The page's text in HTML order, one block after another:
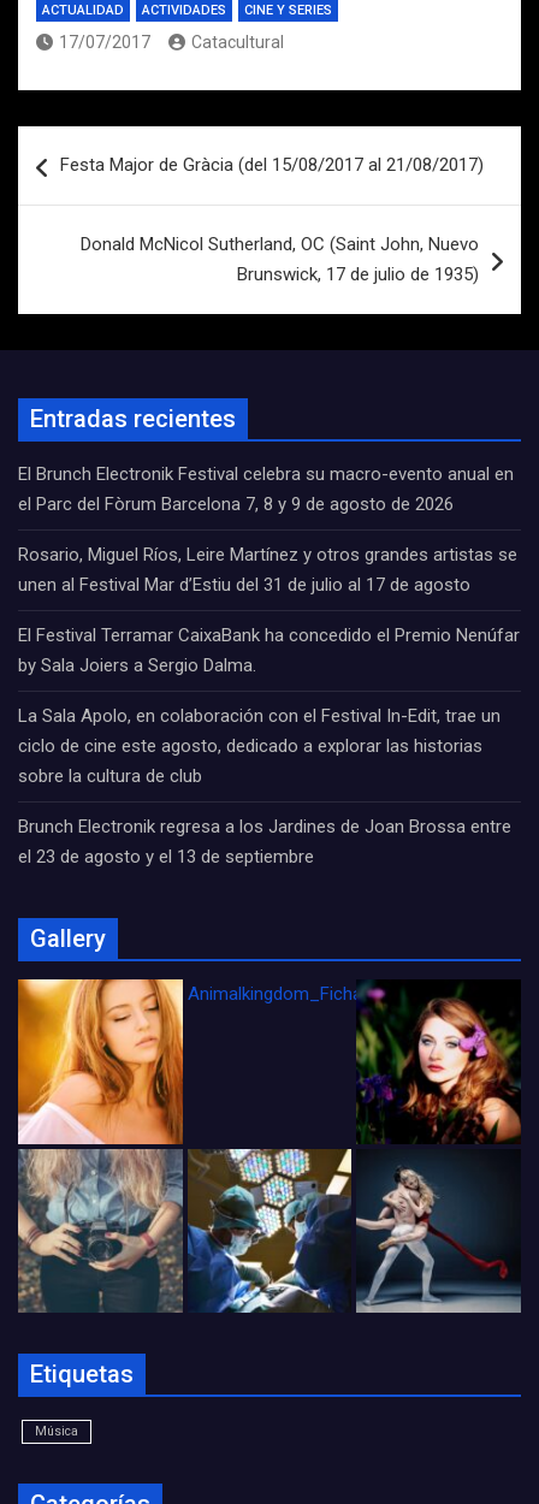
ACTUALIDAD ACTIVIDADES CINE Y SERIES
17/07/2017 Catacultural
de
Festa Major de Gràcia (del 15/08/2017 al 21/08/2017)
Donald McNicol Sutherland, OC (Saint John, Nuevo
Brunswick, 17 de julio de 1935)
Entradas recientes
El Brunch Electronik Festival celebra su macro-evento anual en
el Parc del Fòrum Barcelona 7, 8 y 9 de agosto de 2026
Rosario, Miguel Ríos, Leire Martínez y otros grandes artistas se
unen al Festival Mar d’Estiu del 31 de julio al 17 de agosto
El Festival Terramar CaixaBank ha concedido el Premio Nenúfar
by Sala Joiers a Sergio Dalma.
La Sala Apolo, en colaboración con el Festival In-Edit, trae un
ciclo de cine este agosto, dedicado a explorar las historias
sobre la cultura de club
Brunch Electronik regresa a los Jardines de Joan Brossa entre
el 23 de agosto y el 13 de septiembre
Gallery
Animalkingdom_FichaCine
Etiquetas
Música